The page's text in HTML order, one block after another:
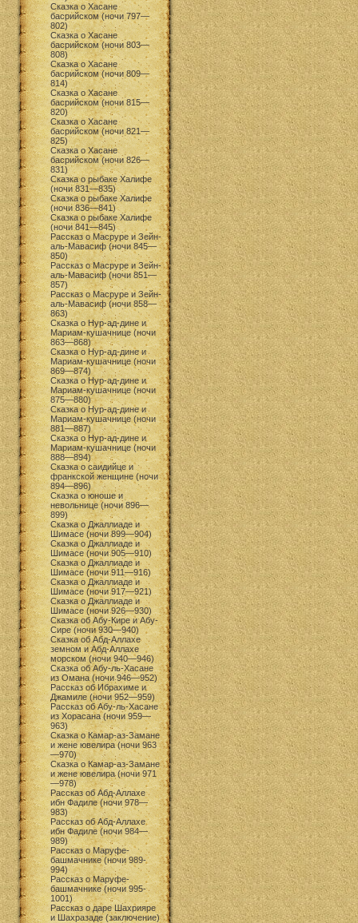
Сказка о Хасане
басрийском (ночи 797—
802)
Сказка о Хасане
басрийском (ночи 803—
808)
Сказка о Хасане
басрийском (ночи 809—
814)
Сказка о Хасане
басрийском (ночи 815—
820)
Сказка о Хасане
басрийском (ночи 821—
825)
Сказка о Хасане
басрийском (ночи 826—
831)
Сказка о рыбаке Халифе
(ночи 831—835)
Сказка о рыбаке Халифе
(ночи 836—841)
Сказка о рыбаке Халифе
(ночи 841—845)
Рассказ о Масруре и Зейн-
аль-Мавасиф (ночи 845—
850)
Рассказ о Масруре и Зейн-
аль-Мавасиф (ночи 851—
857)
Рассказ о Масруре и Зейн-
аль-Мавасиф (ночи 858—
863)
Сказка о Нур-ад-дине и
Мариам-кушачнице (ночи
863—868)
Сказка о Нур-ад-дине и
Мариам-кушачнице (ночи
869—874)
Сказка о Нур-ад-дине и
Мариам-кушачнице (ночи
875—880)
Сказка о Нур-ад-дине и
Мариам-кушачнице (ночи
881—887)
Сказка о Нур-ад-дине и
Мариам-кушачнице (ночи
888—894)
Сказка о саидийце и
франкской женщине (ночи
894—896)
Сказка о юноше и
невольнице (ночи 896—
899)
Сказка о Джаллиаде и
Шимасе (ночи 899—904)
Сказка о Джаллиаде и
Шимасе (ночи 905—910)
Сказка о Джаллиаде и
Шимасе (ночи 911—916)
Сказка о Джаллиаде и
Шимасе (ночи 917—921)
Сказка о Джаллиаде и
Шимасе (ночи 926—930)
Сказка об Абу-Кире и Абу-
Сире (ночи 930—940)
Сказка об Абд-Аллахе
земном и Абд-Аллахе
морском (ночи 940—946)
Сказка об Абу-ль-Хасане
из Омана (ночи 946—952)
Рассказ об Ибрахиме и
Джамиле (ночи 952—959)
Рассказ об Абу-ль-Хасане
из Хорасана (ночи 959—
963)
Сказка о Камар-аз-Замане
и жене ювелира (ночи 963
—970)
Сказка о Камар-аз-Замане
и жене ювелира (ночи 971
—978)
Рассказ об Абд-Аллахе
ибн Фадиле (ночи 978—
983)
Рассказ об Абд-Аллахе
ибн Фадиле (ночи 984—
989)
Рассказ о Маруфе-
башмачнике (ночи 989-
994)
Рассказ о Маруфе-
башмачнике (ночи 995-
1001)
Рассказ о даре Шахрияре
и Шахразаде (заключение)